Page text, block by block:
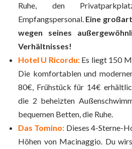
Ruhe, den
Empfangspersonal. Eine
wegen seines
Verhältnisses!
Hotel U Ricordu:Es liegt 150
Die komfortablen und
80€, Frühstück für 14€
die 2 beheizten
bequemen Betten, die Ruhe.
Das Tomino: Dieses 4-Sterne-
Höhen von Macinaggio. Du